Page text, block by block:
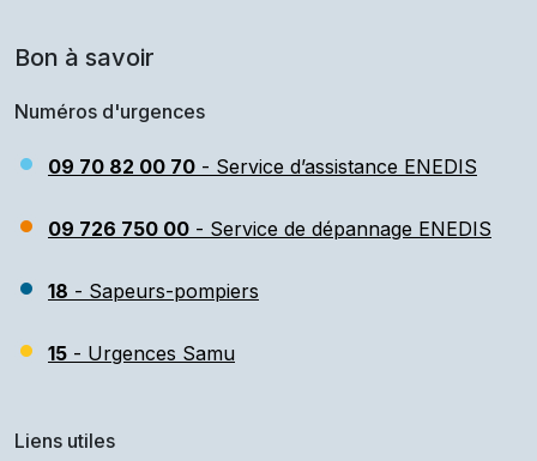
Bon à savoir
Numéros d'urgences
09 70 82 00 70 - Service d’assistance ENEDIS
09 726 750 00 - Service de dépannage ENEDIS
18 - Sapeurs-pompiers
15 - Urgences Samu
Liens utiles